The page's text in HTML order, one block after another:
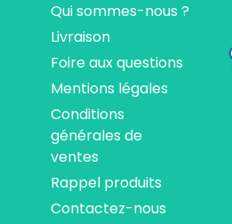
Qui sommes-nous ?
Livraison
Foire aux questions
Mentions légales
Conditions
générales de
ventes
Rappel produits
Contactez-nous